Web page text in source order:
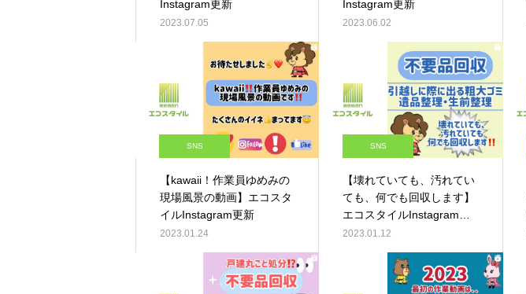
Instagram更新
2023.07.05
Instagram更新
2023.06.02
SNS
【kawaii！作業員ゆめみの
現場風景の動画】エコスタ
イルInstagram更新
2023.01.24
SNS
【壊れていても、汚れてい
ても、何でも回収します】
エコスタイルInstagram更
新
2023.01.12